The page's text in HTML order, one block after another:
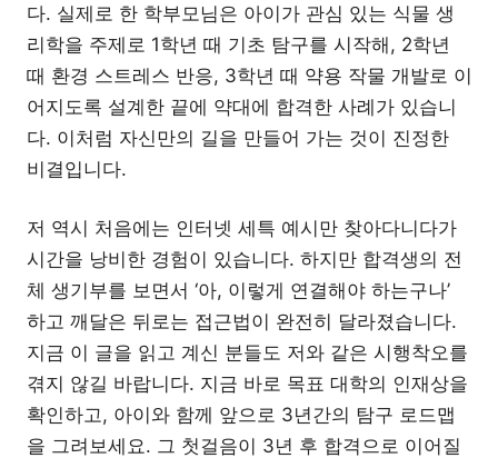
다. 실제로 한 학부모님은 아이가 관심 있는 식물 생
리학을 주제로 1학년 때 기초 탐구를 시작해, 2학년
때 환경 스트레스 반응, 3학년 때 약용 작물 개발로 이
어지도록 설계한 끝에 약대에 합격한 사례가 있습니
다. 이처럼 자신만의 길을 만들어 가는 것이 진정한
비결입니다.
저 역시 처음에는 인터넷 세특 예시만 찾아다니다가
시간을 낭비한 경험이 있습니다. 하지만 합격생의 전
체 생기부를 보면서 ‘아, 이렇게 연결해야 하는구나’
하고 깨달은 뒤로는 접근법이 완전히 달라졌습니다.
지금 이 글을 읽고 계신 분들도 저와 같은 시행착오를
겪지 않길 바랍니다. 지금 바로 목표 대학의 인재상을
확인하고, 아이와 함께 앞으로 3년간의 탐구 로드맵
을 그려보세요. 그 첫걸음이 3년 후 합격으로 이어질